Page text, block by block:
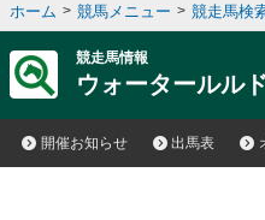
ホーム > 競馬メニュー > 競走馬検
競走馬情報
ウォータールル
開催お知らせ 出馬表